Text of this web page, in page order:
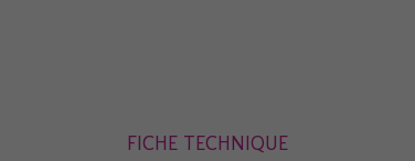
FICHE TECHNIQUE